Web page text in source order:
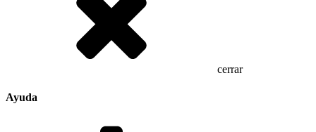
cerrar
Ayuda